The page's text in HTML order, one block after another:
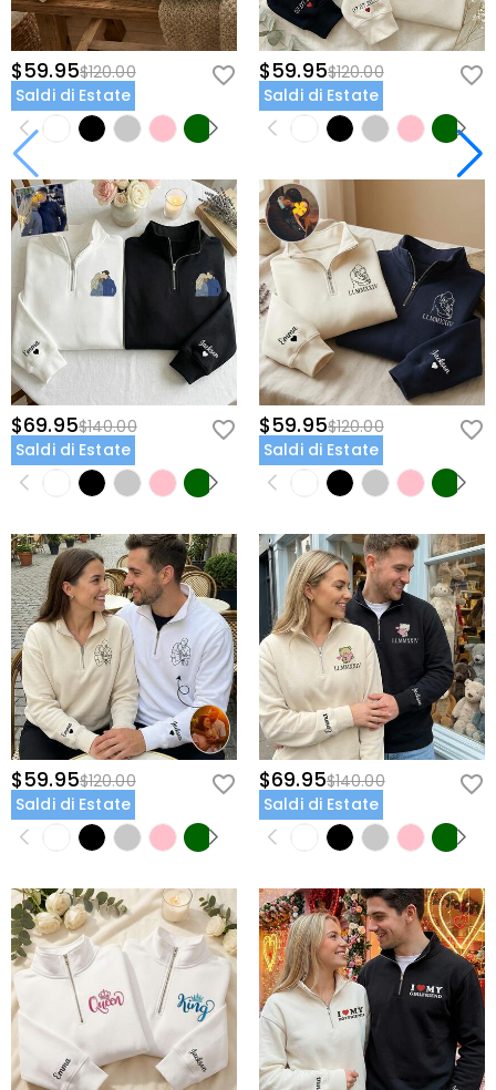
$59.95$120.00
Saldi di Estate
$59.95$120.00
Saldi di Estate
$69.95$140.00
Saldi di Estate
$59.95$120.00
Saldi di Estate
$59.95$120.00
Saldi di Estate
$69.95$140.00
Saldi di Estate